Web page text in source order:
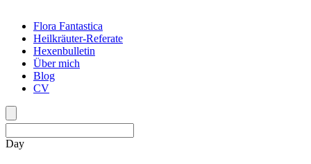
Flora Fantastica
Heilkräuter-Referate
Hexenbulletin
Über mich
Blog
CV
Day